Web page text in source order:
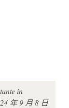
in
年 9 月 8 日